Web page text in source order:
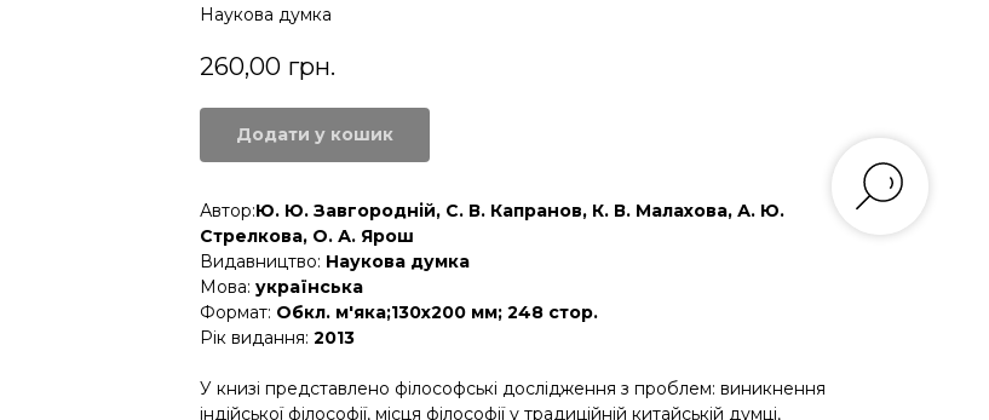
Наукова думка
260,00 грн.
Додати у кошик
Автор:Ю. Ю. Завгородній, С. В. Капранов, К. В. Малахова, А. Ю.
Стрелкова, О. А. Ярош
Видавництво: Наукова думка
Мова: українська
Формат: Обкл. м'яка;130х200 мм; 248 стор.
Рік видання: 2013
У книзі представлено філософські дослідження з проблем: виникнення
індійської філософії, місця філософії у традиційній китайській думці,